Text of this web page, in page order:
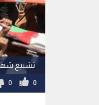
تشييع
0
0